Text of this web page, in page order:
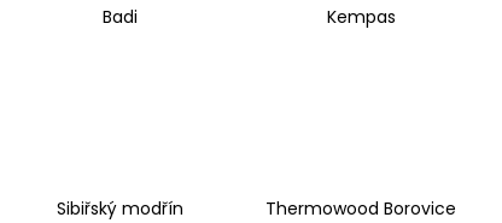
Badi Kempas
Sibiřský modřín Thermowood Borovice